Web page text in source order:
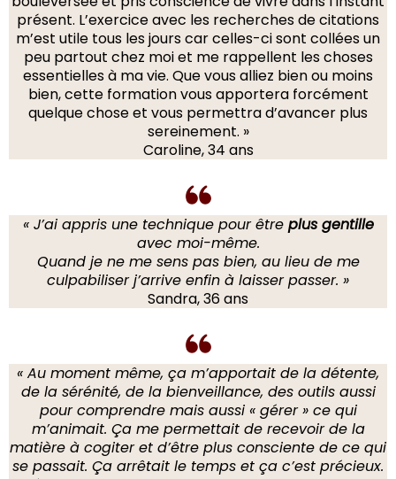
présent. L’exercice avec les recherches de citations
m’est utile tous les jours car celles-ci sont collées un
peu partout chez moi et me rappellent les choses
essentielles à ma vie. Que vous alliez bien ou moins
bien, cette formation vous apportera forcément
quelque chose et vous permettra d’avancer plus
sereinement. »
Caroline, 34 ans
« J’ai appris une technique pour être plus gentille
avec moi-même.
Quand je ne me sens pas bien, au lieu de me
culpabiliser j’arrive enfin à laisser passer. »
Sandra, 36 ans
« Au moment même, ça m’apportait de la détente,
de la sérénité, de la bienveillance, des outils aussi
pour comprendre mais aussi « gérer » ce qui
m’animait. Ça me permettait de recevoir de la
matière à cogiter et d’être plus consciente de ce qui
se passait. Ça arrêtait le temps et ça c’est précieux.